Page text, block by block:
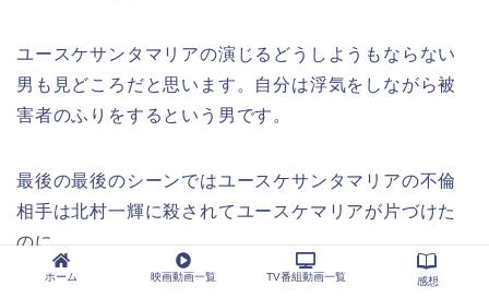
ユースケサンタマリアの演じるどうしようもならない
男も見どころだと思います。自分は浮気をしながら被
害者のふりをするという男です。
最後の最後のシーンではユースケサンタマリアの不倫
相手は北村一輝に殺されてユースケマリアが片づけた
のに、
ホーム 映画動画一覧 TV番組動画一覧 感想